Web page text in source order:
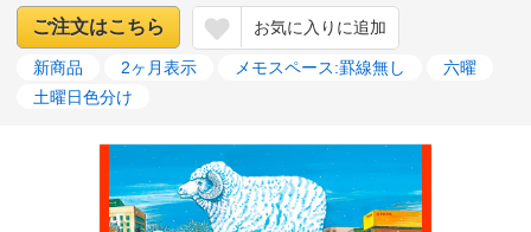
ご注文はこちら お気に入りに追加
新商品 2ヶ月表示 メモスペース:罫線無し
六曜
土曜日色分け